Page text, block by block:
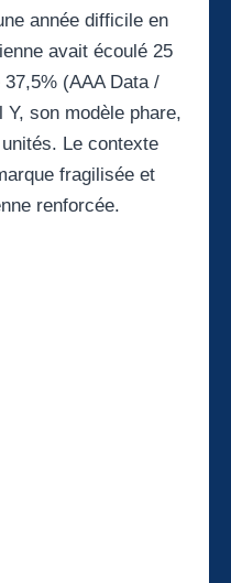
année difficile en
avait écoulé 25
(AAA Data /
son modèle phare,
Le contexte
fragilisée et
renforcée.